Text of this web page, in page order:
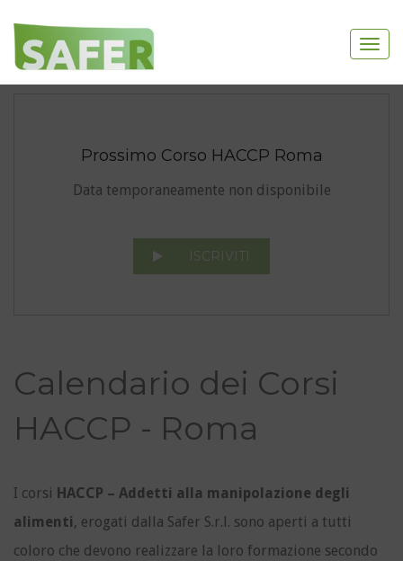
Prossimo Corso HACCP Roma
Data temporaneamente non disponibile
ISCRIVITI
Calendario dei Corsi
HACCP - Roma
I corsi HACCP – Addetti alla manipolazione degli
alimenti, erogati dalla Safer S.r.l. sono aperti a tutti
coloro che devono realizzare la loro formazione secondo